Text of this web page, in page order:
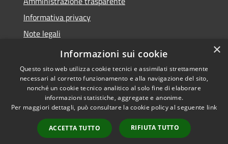
Informativa privacy
Note legali
Dichiarazione di accessibilità
Accessibilità
Copyright © 2026 • Città di
Noto • Powered by
Municipium•
Accesso
redazione
×
Informazioni sui cookie
Questo sito web utilizza cookie tecnici e assimilati strettamente
necessari al corretto funzionamento e alla navigazione del sito,
nonché un cookie tecnico analitico al solo fine di elaborare
informazioni statistiche, aggregate e anonime.
Per maggiori dettagli, può consultare la cookie policy al seguente link
ACCETTA TUTTO RIFIUTA TUTTO